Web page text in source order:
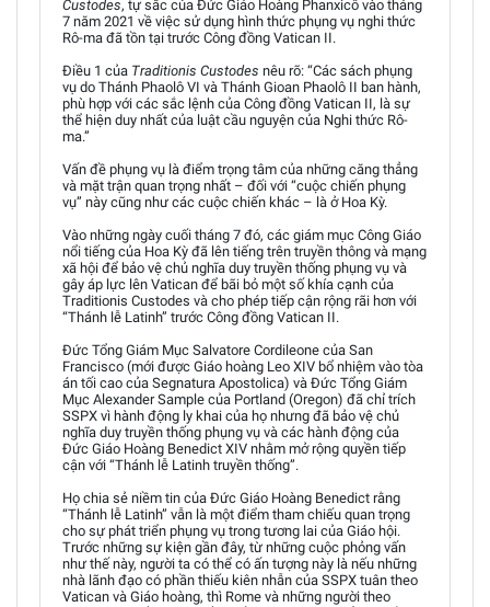
Custodes, tự sắc của Đức Giáo Hoàng Phanxicô vào tháng
7 năm 2021 về việc sử dụng hình thức phụng vụ nghi thức
Rô-ma đã tồn tại trước Công đồng Vatican II.
Điều 1 của Traditionis Custodes nêu rõ: “Các sách phụng
vụ do Thánh Phaolô VI và Thánh Gioan Phaolô II ban hành,
phù hợp với các sắc lệnh của Công đồng Vatican II, là sự
thể hiện duy nhất của luật cầu nguyện của Nghi thức Rô-
ma.”
Vấn đề phụng vụ là điểm trọng tâm của những căng thẳng
và mặt trận quan trọng nhất – đối với “cuộc chiến phụng
vụ” này cũng như các cuộc chiến khác – là ở Hoa Kỳ.
Vào những ngày cuối tháng 7 đó, các giám mục Công Giáo
nổi tiếng của Hoa Kỳ đã lên tiếng trên truyền thông và mạng
xã hội để bảo vệ chủ nghĩa duy truyền thống phụng vụ và
gây áp lực lên Vatican để bãi bỏ một số khía cạnh của
Traditionis Custodes và cho phép tiếp cận rộng rãi hơn với
“Thánh lễ Latinh” trước Công đồng Vatican II.
Đức Tổng Giám Mục Salvatore Cordileone của San
Francisco (mới được Giáo hoàng Leo XIV bổ nhiệm vào tòa
án tối cao của Segnatura Apostolica) và Đức Tổng Giám
Mục Alexander Sample của Portland (Oregon) đã chỉ trích
SSPX vì hành động ly khai của họ nhưng đã bảo vệ chủ
nghĩa duy truyền thống phụng vụ và các hành động của
Đức Giáo Hoàng Benedict XIV nhằm mở rộng quyền tiếp
cận với “Thánh lễ Latinh truyền thống”.
Họ chia sẻ niềm tin của Đức Giáo Hoàng Benedict rằng
“Thánh lễ Latinh” vẫn là một điểm tham chiếu quan trọng
cho sự phát triển phụng vụ trong tương lai của Giáo hội.
Trước những sự kiện gần đây, từ những cuộc phỏng vấn
như thế này, người ta có thể có ấn tượng này là nếu những
nhà lãnh đạo có phần thiếu kiên nhẫn của SSPX tuân theo
Vatican và Giáo hoàng, thì Rome và những người theo